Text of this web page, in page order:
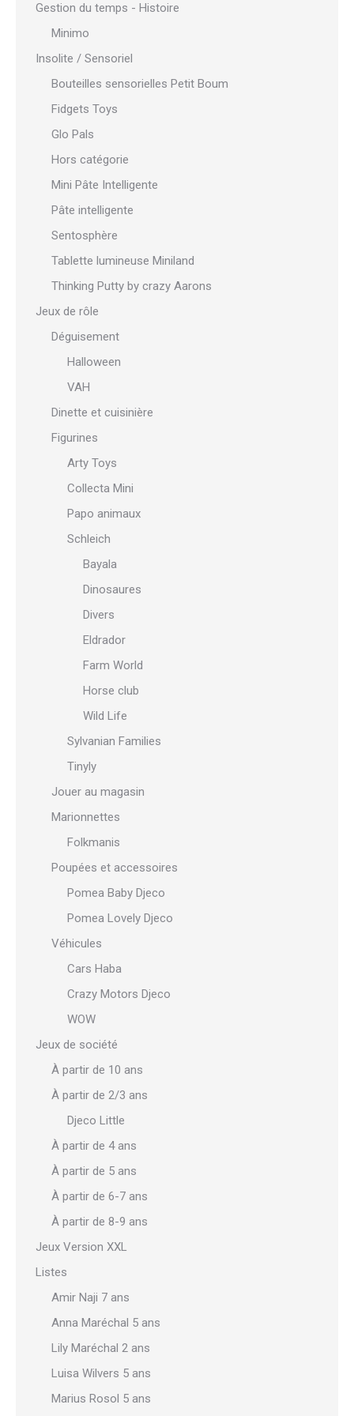
Gestion du temps - Histoire
Minimo
Insolite / Sensoriel
Bouteilles sensorielles Petit Boum
Fidgets Toys
Glo Pals
Hors catégorie
Mini Pâte Intelligente
Pâte intelligente
Sentosphère
Tablette lumineuse Miniland
Thinking Putty by crazy Aarons
Jeux de rôle
Déguisement
Halloween
VAH
Dinette et cuisinière
Figurines
Arty Toys
Collecta Mini
Papo animaux
Schleich
Bayala
Dinosaures
Divers
Eldrador
Farm World
Horse club
Wild Life
Sylvanian Families
Tinyly
Jouer au magasin
Marionnettes
Folkmanis
Poupées et accessoires
Pomea Baby Djeco
Pomea Lovely Djeco
Véhicules
Cars Haba
Crazy Motors Djeco
WOW
Jeux de société
À partir de 10 ans
À partir de 2/3 ans
Djeco Little
À partir de 4 ans
À partir de 5 ans
À partir de 6-7 ans
À partir de 8-9 ans
Jeux Version XXL
Listes
Amir Naji 7 ans
Anna Maréchal 5 ans
Lily Maréchal 2 ans
Luisa Wilvers 5 ans
Marius Rosol 5 ans